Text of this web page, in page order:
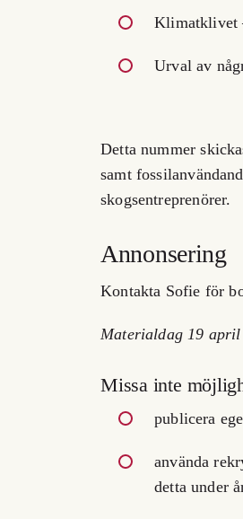
Klimatklivet
Urval av
Detta nummer
samt
skogsentreprenörer.
Annonsering
Kontakta Sofie för
Materialdag 19 april
Missa inte
publicera
använda
detta under